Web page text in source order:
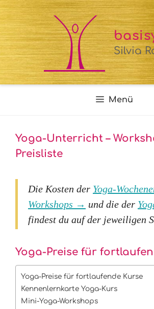
Zum
Inhalt
springen
Silvia
Menü
Yoga-Unterricht –
Preisliste
Die Kosten der Yoga-
Workshops → und die der
findest du auf der jeweiligen
Yoga-Preise für
Yoga-Preise für fortlaufende Kurse
Kennenlernkarte Yoga-Kurs
Mini-Yoga-Workshops